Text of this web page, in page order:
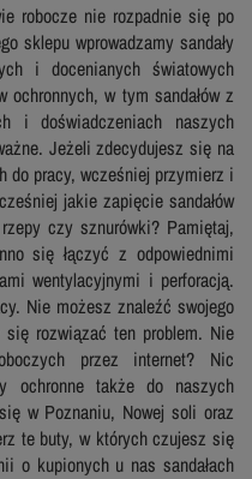
robocze nie rozpadnie się po
sklepu wprowadzamy sandały
i docenianych światowych
ochronnych, w tym sandałów z
i doświadczeniach naszych
Jeżeli zdecydujesz się na
do pracy, wcześniej przymierz i
jakie zapięcie sandałów
czy sznurówki? Pamiętaj,
się łączyć z odpowiednimi
wentylacyjnymi i perforacją.
Nie możesz znaleźć swojego
rozwiązać ten problem. Nie
przez internet? Nic
ochronne także do naszych
w Poznaniu, Nowej soli oraz
te buty, w których czujesz się
o kupionych u nas sandałach